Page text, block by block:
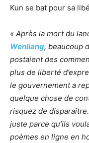
Kun se bat pour sa
« Après la mort du
Wenliang, beaucoup
postaient des
plus de liberté
le gouvernement a
quelque chose de
risquez de
juste parce qu’ils
poèmes en ligne en